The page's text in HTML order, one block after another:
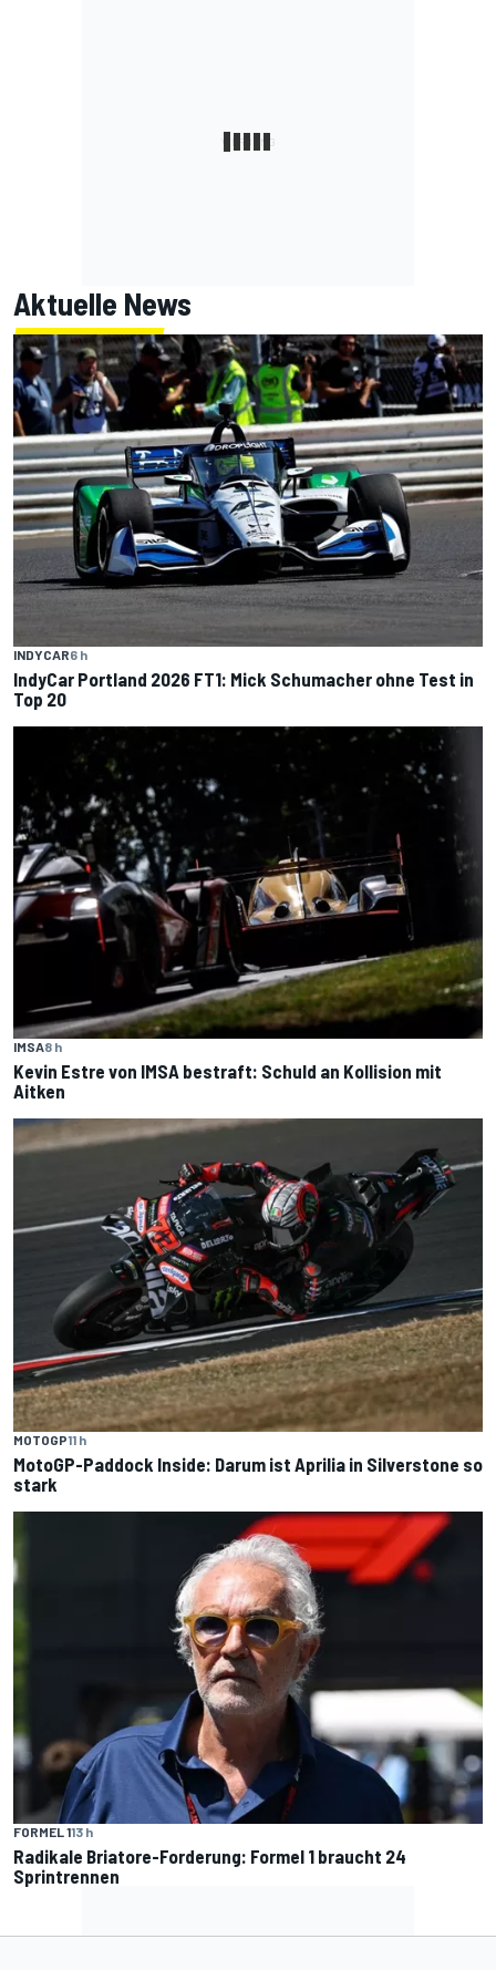
Aktuelle News
INDYCAR6 h
IndyCar Portland 2026 FT1: Mick Schumacher ohne Test in
Top 20
IMSA8 h
Kevin Estre von IMSA bestraft: Schuld an Kollision mit
Aitken
MOTOGP11 h
MotoGP-Paddock Inside: Darum ist Aprilia in Silverstone so
stark
FORMEL 113 h
Radikale Briatore-Forderung: Formel 1 braucht 24
Sprintrennen